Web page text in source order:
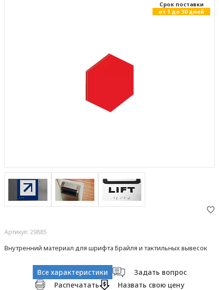
Cрок поставки
от 1 до 30 дней
Артикул: 29885
Внутренний материал для шрифта Брайля и тактильных вывесок
Все характеристики
Задать вопрос
Распечатать
Назвать свою цену